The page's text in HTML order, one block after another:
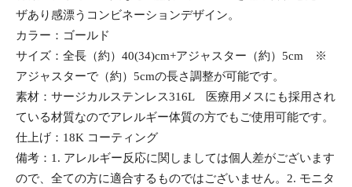
ザあり感漂うコンビネーションデザイン。
カラー：ゴールド
サイズ：全長（約）40(34)cm+アジャスター（約）5cm ※
アジャスターで（約）5cmの長さ調整が可能です。
素材：サージカルステンレス316L 医療用メスにも採用され
ている材質なのでアレルギー体質の方でもご使用可能です。
仕上げ：18K コーティング
備考：1. アレルギー反応に関しましては個人差がございます
ので、全ての方に適合するものではございません。2. モニタ